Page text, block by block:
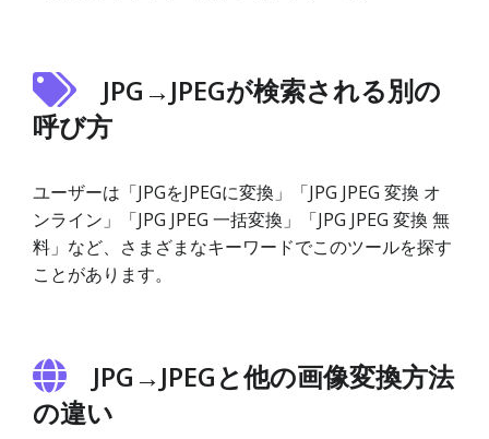
JPG→JPEGが検索される別の
呼び方
ユーザーは「JPGをJPEGに変換」「JPG JPEG 変換 オ
ンライン」「JPG JPEG 一括変換」「JPG JPEG 変換 無
料」など、さまざまなキーワードでこのツールを探す
ことがあります。
JPG→JPEGと他の画像変換方法
の違い